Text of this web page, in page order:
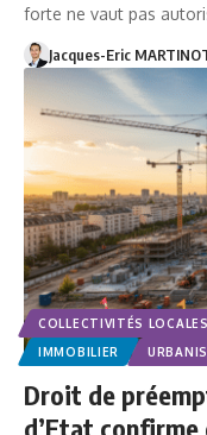
forte ne vaut pas
Jacques-Eric
COLLECTIVITÉS LOCALES
IMMOBILIER
Droit de
d’Etat